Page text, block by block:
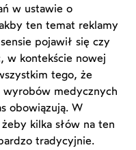
w ustawie o
ten temat reklamy
pojawił się czy
w kontekście nowej
tego, że
wyrobów medycznych
obowiązują. W
kilka słów na ten
tradycyjnie.